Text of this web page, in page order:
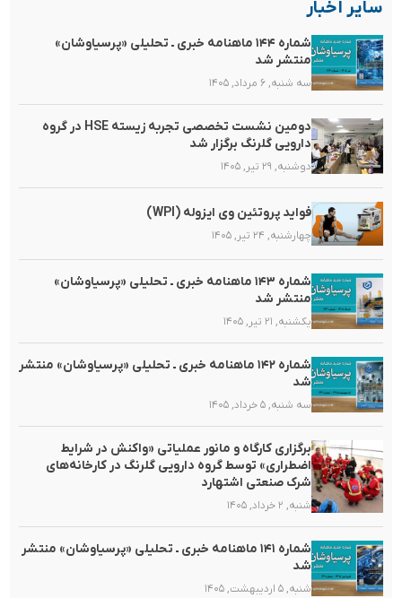
سایر اخبار
شماره ۱۴۴ ماهنامه خبری ـ تحلیلی «پرسیاوشان»
منتشر شد
سه شنبه, ۶ مرداد, ۱۴۰۵
دومین نشست تخصصی تجربه زیسته HSE در گروه
دارویی گلرنگ برگزار شد
دوشنبه, ۲۹ تیر, ۱۴۰۵
فواید پروتئین وی ایزوله (WPI)
چهارشنبه, ۲۴ تیر, ۱۴۰۵
شماره ۱۴۳ ماهنامه خبری ـ تحلیلی «پرسیاوشان»
منتشر شد
یکشنبه, ۲۱ تیر, ۱۴۰۵
شماره ۱۴۲ ماهنامه خبری ـ تحلیلی «پرسیاوشان» منتشر
شد
سه شنبه, ۵ خرداد, ۱۴۰۵
برگزاری کارگاه و مانور عملیاتی «واکنش در شرایط
اضطراری» توسط گروه دارویی گلرنگ در کارخانه‌های
شرک صنعتی اشتهارد
شنبه, ۲ خرداد, ۱۴۰۵
شماره ۱۴۱ ماهنامه خبری ـ تحلیلی «پرسیاوشان» منتشر
شد
شنبه, ۵ اردیبهشت, ۱۴۰۵